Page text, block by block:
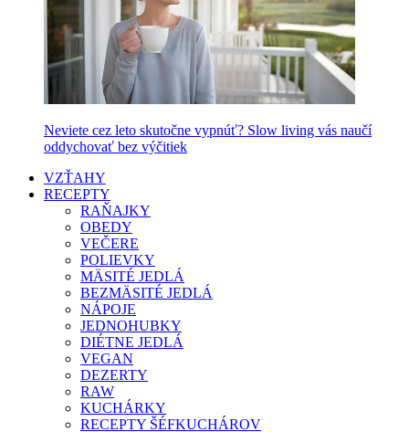
Neviete cez leto skutočne vypnúť? Slow living vás naučí
oddychovať bez výčitiek
VZŤAHY
RECEPTY
RAŇAJKY
OBEDY
VEČERE
POLIEVKY
MÄSITÉ JEDLÁ
BEZMÄSITÉ JEDLÁ
NÁPOJE
JEDNOHUBKY
DIÉTNE JEDLÁ
VEGAN
DEZERTY
RAW
KUCHÁRKY
RECEPTY ŠÉFKUCHÁROV